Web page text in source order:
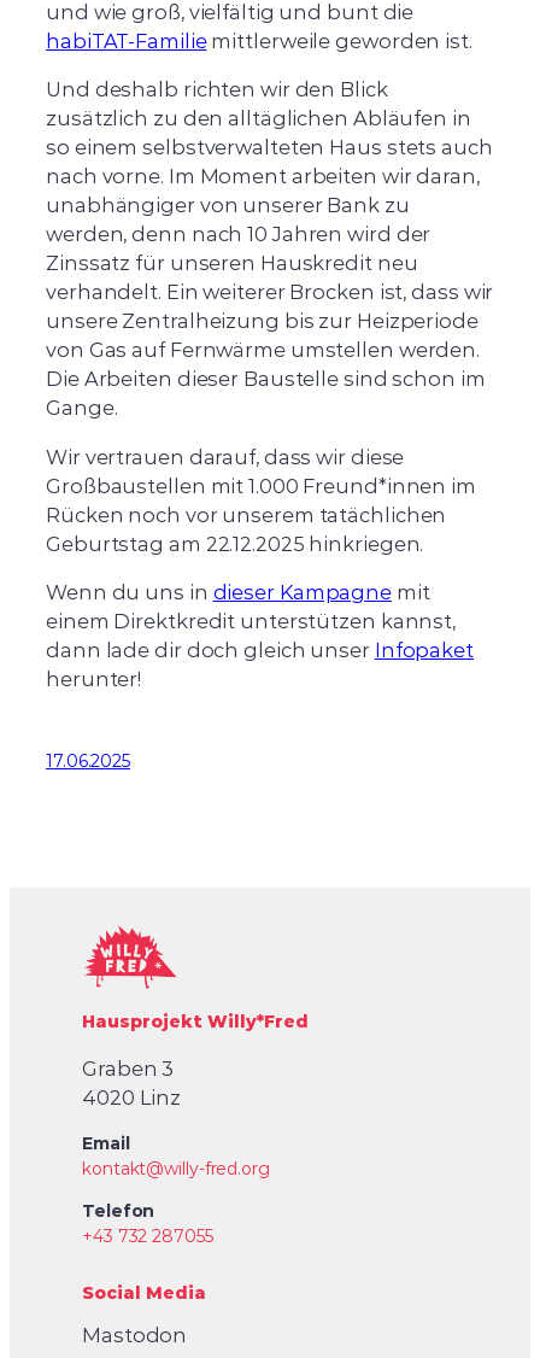
und wie groß, vielfältig und bunt die
habiTAT-Familiemittlerweile geworden ist.
Und deshalb richten wir den Blick
zusätzlich zu den alltäglichen Abläufen in
so einem selbstverwalteten Haus stets auch
nach vorne. Im Moment arbeiten wir daran,
unabhängiger von unserer Bank zu
werden, denn nach 10 Jahren wird der
Zinssatz für unseren Hauskredit neu
verhandelt. Ein weiterer Brocken ist, dass wir
unsere Zentralheizung bis zur Heizperiode
von Gas auf Fernwärme umstellen werden.
Die Arbeiten dieser Baustelle sind schon im
Gange.
Wir vertrauen darauf, dass wir diese
Großbaustellen mit 1.000 Freund*innen im
Rücken noch vor unserem tatächlichen
Geburtstag am 22.12.2025 hinkriegen.
Wenn du uns in dieser Kampagne mit
einem Direktkredit unterstützen kannst,
dann lade dir doch gleich unser Infopaket
herunter!
17.06.2025
Hausprojekt Willy*Fred
Graben 3
4020 Linz
Email
kontakt@willy-fred.org
Telefon
+43 732 287055
Social Media
Mastodon